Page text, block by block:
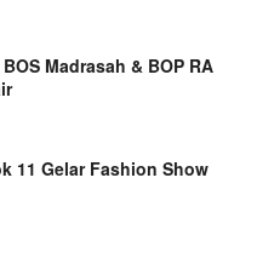
Madrasah & BOP RA
11 Gelar Fashion Show